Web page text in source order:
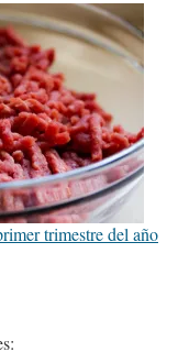
trimestre del año